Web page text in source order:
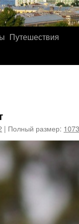
Путешествия
| Полный размер: